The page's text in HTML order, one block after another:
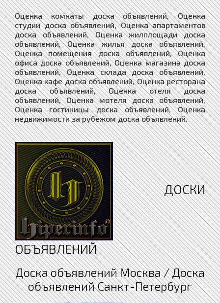
Оценка комнаты доска объявлений, Оценка
студии доска объявлений, Оценка апартаментов
доска объявлений, Оценка жилплощади доска
объявлений, Оценка жилья доска объявлений,
Оценка помещения доска объявлений, Оценка
офиса доска объявлений, Оценка магазина доска
объявлений, Оценка склада доска объявлений,
Оценка кафе доска объявлений, Оценка ресторана
доска объявлений, Оценка отеля доска
объявлений, Оценка мотеля доска объявлений,
Оценка гостиницы доска объявлений, Оценка
недвижимости за рубежом доска объявлений.
ДОСКИ
ОБЪЯВЛЕНИЙ
Доска объявлений Москва / Доска
объявлений Санкт-Петербург